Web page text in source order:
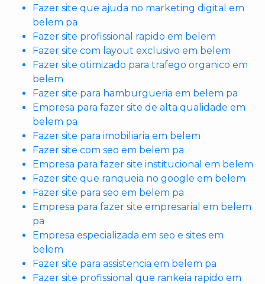
Fazer site que ajuda no marketing digital em
belem pa
Fazer site profissional rapido em belem
Fazer site com layout exclusivo em belem
Fazer site otimizado para trafego organico em
belem
Fazer site para hamburgueria em belem pa
Empresa para fazer site de alta qualidade em
belem pa
Fazer site para imobiliaria em belem
Fazer site com seo em belem pa
Empresa para fazer site institucional em belem
Fazer site que ranqueia no google em belem
Fazer site para seo em belem pa
Empresa para fazer site empresarial em belem
pa
Empresa especializada em seo e sites em
belem
Fazer site para assistencia em belem pa
Fazer site profissional que rankeia rapido em